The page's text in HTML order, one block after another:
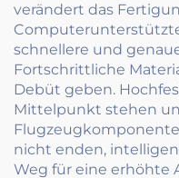
verändert das
schnellere und
Fortschrittliche
Debüt geben.
Mittelpunkt stehen
nicht enden,
Weg für eine erhöhte